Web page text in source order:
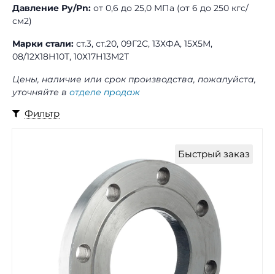
Давление Ру/Pn: от 0,6 до 25,0 МПа (от 6 до 250 кгс/
см2)
Марки стали: ст.3, ст.20, 09Г2С, 13ХФА, 15Х5М,
08/12Х18Н10Т, 10Х17Н13М2Т
Цены, наличие или срок производства, пожалуйста,
уточняйте в отделе продаж
Фильтр
Быстрый заказ